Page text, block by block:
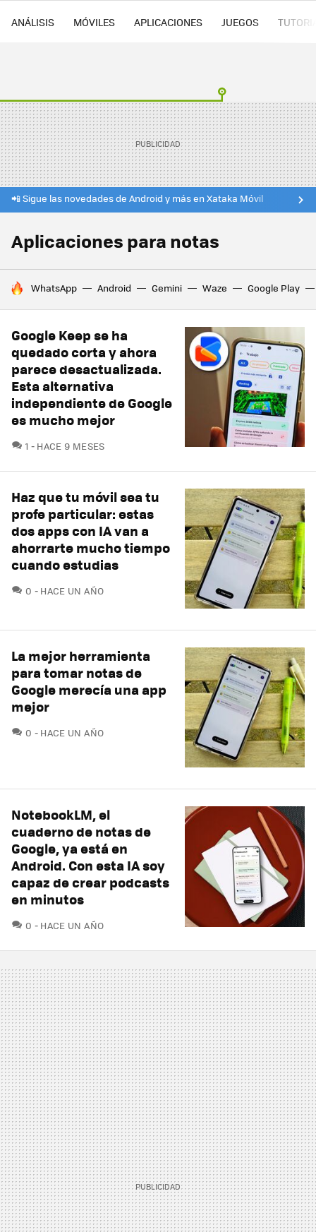
ANÁLISIS MÓVILES APLICACIONES JUEGOS
📲 Sigue las novedades de Android y más en Xataka Móvil
Aplicaciones para notas
HOY SE HABLA DE
WhatsApp Android Gemini Waze Google Play
Google Keep se ha
quedado corta y ahora
parece desactualizada.
Esta alternativa
independiente de Google
es mucho mejor
1 COMENTARIOS
HACE 9 MESES
Haz que tu móvil sea tu
profe particular: estas
dos apps con IA van a
ahorrarte mucho tiempo
cuando estudias
0 COMENTARIOS
HACE UN AÑO
La mejor herramienta
para tomar notas de
Google merecía una app
mejor
0 COMENTARIOS
HACE UN AÑO
NotebookLM, el
cuaderno de notas de
Google, ya está en
Android. Con esta IA soy
capaz de crear podcasts
en minutos
0 COMENTARIOS
HACE UN AÑO